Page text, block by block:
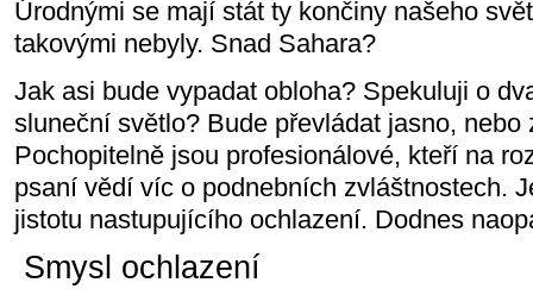
Úrodnými se mají stát ty končiny našeho
takovými nebyly. Snad Sahara?
Jak asi bude vypadat obloha? Spekuluji o
sluneční světlo? Bude převládat jasno, nebo
Pochopitelně jsou profesionálové, kteří na
psaní vědí víc o podnebních zvláštnostech.
jistotu nastupujícího ochlazení. Dodnes
Smysl ochlazení